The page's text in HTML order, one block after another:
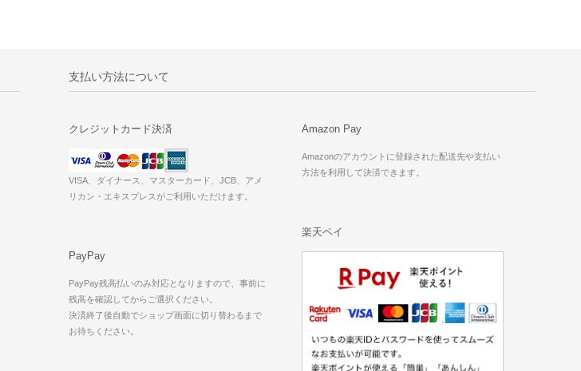
支払い方法について
クレジットカード決済
VISA、ダイナース、マスターカード、JCB、アメ
リカン・エキスプレスがご利用いただけます。
Amazon Pay
Amazonのアカウントに登録された配送先や支払い
方法を利用して決済できます。
楽天ペイ
PayPay
PayPay残高払いのみ対応となりますので、事前に
残高を確認してからご選択ください。
決済終了後自動でショップ画面に切り替わるまで
お待ちください。